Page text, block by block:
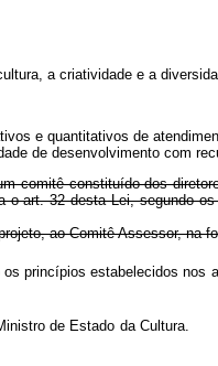
a criatividade e a
e quantitativos de
de desenvolvimento com
comitê constituído dos
art. 32 desta Lei, segundo
ao Comitê Assessor, na
os princípios estabelecidos nos
pelo Ministro de Estado